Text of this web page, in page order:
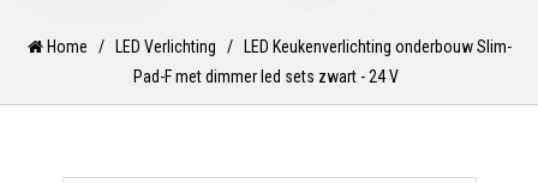
Home / LED Verlichting /
LED Keukenverlichting onderbouw Slim-
Pad-F met dimmer led sets zwart - 24 V